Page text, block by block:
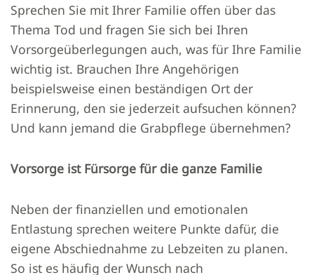
Sprechen Sie mit Ihrer Familie offen über das
Thema Tod und fragen Sie sich bei Ihren
Vorsorgeüberlegungen auch, was für Ihre Familie
wichtig ist. Brauchen Ihre Angehörigen
beispielsweise einen beständigen Ort der
Erinnerung, den sie jederzeit aufsuchen können?
Und kann jemand die Grabpﬂege übernehmen?
Vorsorge ist Fürsorge für die ganze Familie
Neben der finanziellen und emotionalen
Entlastung sprechen weitere Punkte dafür, die
eigene Abschiednahme zu Lebzeiten zu planen.
So ist es häufig der Wunsch nach